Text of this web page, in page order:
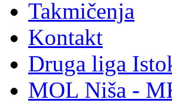
Takmičenja
Kontakt
Druga liga
MOL Niša -